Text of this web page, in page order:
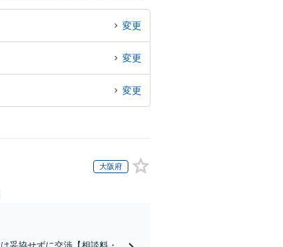
変更
変更
変更
大阪府